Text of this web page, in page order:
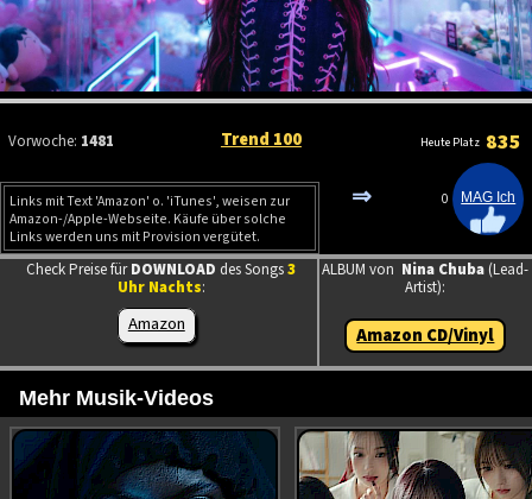
Vorwoche: 1481 Trend 100 Heute Platz 835
Links mit Text 'Amazon' o. 'iTunes', weisen zur
Amazon-/Apple-Webseite. Käufe über solche
Links werden uns mit Provision vergütet.
⇒ 0
Check Preise fürDOWNLOAD des Songs3
Uhr Nachts:
Amazon
ALBUM von Nina Chuba (Lead-
Artist):
Amazon CD/Vinyl
Mehr Musik-Videos